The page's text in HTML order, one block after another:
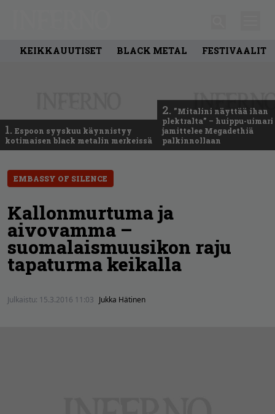
KEIKKAUUTISET BLACK METAL FESTIVAALIT
1. Espoon syyskuu käynnistyy
kotimaisen black metalin merkeissä
2. ”Mitalini näyttää ihan
plektralta” – huippu-uimari
jamittelee Megadethiä
palkinnollaan
EMBASSY OF SILENCE
Kallonmurtuma ja
aivovamma –
suomalaismuusikon raju
tapaturma keikalla
Julkaistu: 15.3.2016 11:03 Jukka Hätinen